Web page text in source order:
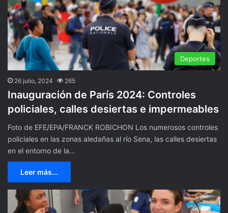
Deportes
26 julio, 2024 265
Inauguración de París 2024: Controles
policiales, calles desiertas e impermeables
Foto de EFE/EPA/FRANCK ROBICHON Los numerosos controles
policiales en las zonas aledañas al río Sena, las calles desiertas
en el entorno de la…
Leer más...